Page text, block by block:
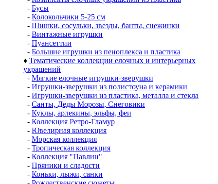
- Бусы
- Колокольчики 5-25 см
- Шишки, сосульки, звезды, банты, снежинки
- Винтажные игрушки
- Пуансеттии
- Большие игрушки из пеноплекса и пластика
♦ Тематические коллекции елочных и интерьерных
украшений
- Мягкие елочные игрушки-зверушки
- Игрушки-зверушки из полистоуна и керамики
- Игрушки-зверушки из пластика, металла и стекла
- Санты, Деды Морозы, Снеговики
- Куклы, арлекины, эльфы, феи
- Коллекция Ретро-Гламур
- Ювелирная коллекция
- Морская коллекция
- Тропическая коллекция
- Коллекция "Павлин"
- Пряники и сладости
- Коньки, лыжи, санки